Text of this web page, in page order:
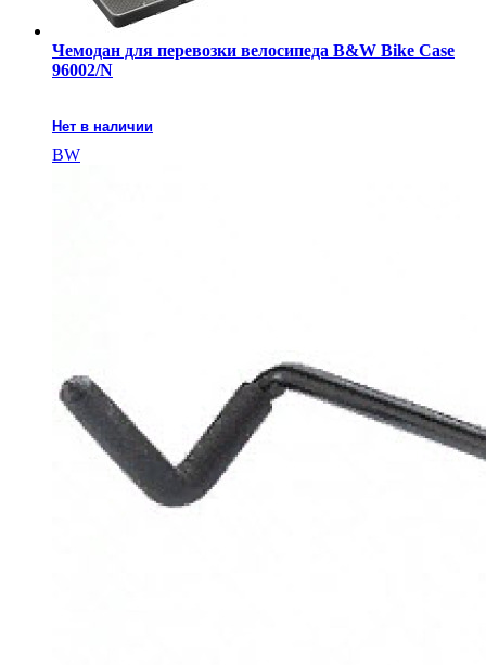
Чемодан для перевозки велосипеда B&W Bike Case
96002/N
Нет в наличии
BW